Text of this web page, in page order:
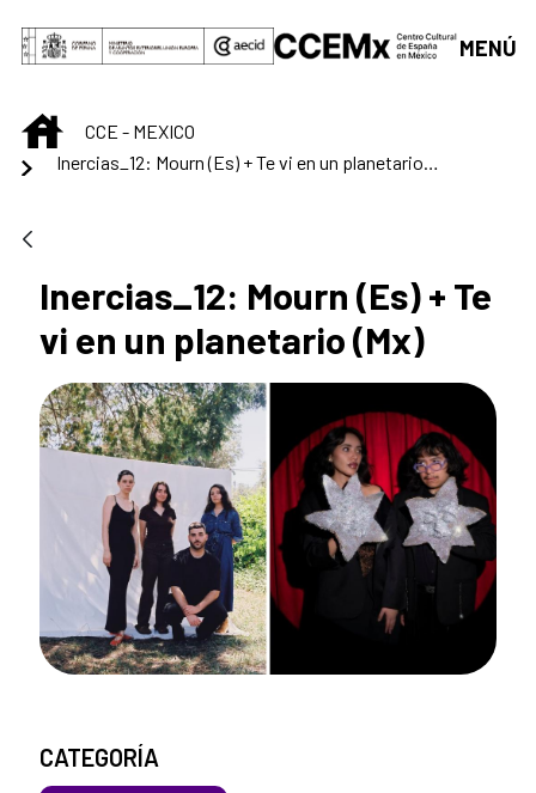
Saltar al contenido principal
MENÚ
INICIOCCE - MEXICO
Inercias_12: Mourn (Es) + Te vi en un planetario (Mx)
Inercias_12: Mourn (Es) + Te
vi en un planetario (Mx)
CATEGORÍA